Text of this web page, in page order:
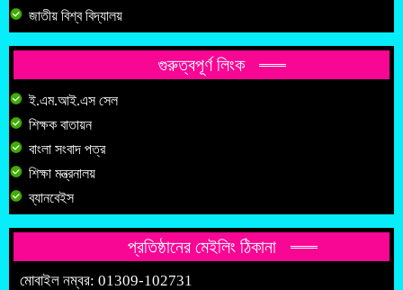
জাতীয় বিশ্ব বিদ্যালয়
গুরুত্বপূর্ণ লিংক
ই.এম.আই.এস সেল
শিক্ষক বাতায়ন
বাংলা সংবাদ পত্র
শিক্ষা মন্ত্রনালয়
ব্যানবেইস
প্রতিষ্ঠানের মেইলিং ঠিকানা
মোবাইল নম্বর: 01309-102731